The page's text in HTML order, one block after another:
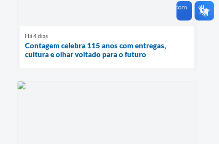
Há 4 dias
Contagem celebra 115 anos com entregas,
cultura e olhar voltado para o futuro